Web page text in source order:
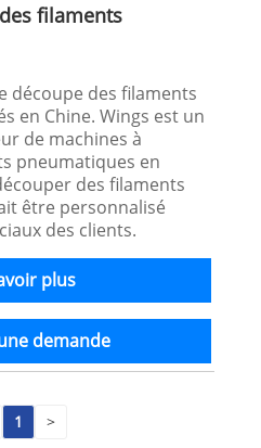
filaments
découpe des filaments
en Chine. Wings est un
de machines à
pneumatiques en
des filaments
être personnalisé
des clients.
plus
demande
1 >